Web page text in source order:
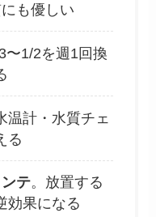
も優しい
〜1/2を週1回換
温計・水質チェ
る
テ。放置する
効果になる